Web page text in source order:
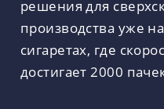
решения для
производства уже
сигаретах, где
достигает 2000